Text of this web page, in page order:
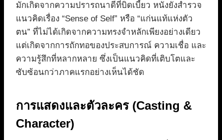
มักเกิดจากความปรารถนาดีที่บิดเบี้ยว หนังยังสำรวจ
แนวคิดเรื่อง “Sense of Self” หรือ “แก่นแท้แห่งตัว
ตน” ที่ไม่ได้เกิดจากความทรงจำหลักเพียงอย่างเดียว
แต่เกิดจากการถักทอของประสบการณ์ ความเชื่อ และ
ความรู้สึกที่หลากหลาย ซึ่งเป็นแนวคิดที่เติบโตและ
ซับซ้อนกว่าภาคแรกอย่างเห็นได้ชัด
การแสดงและตัวละคร (Casting &
Character)